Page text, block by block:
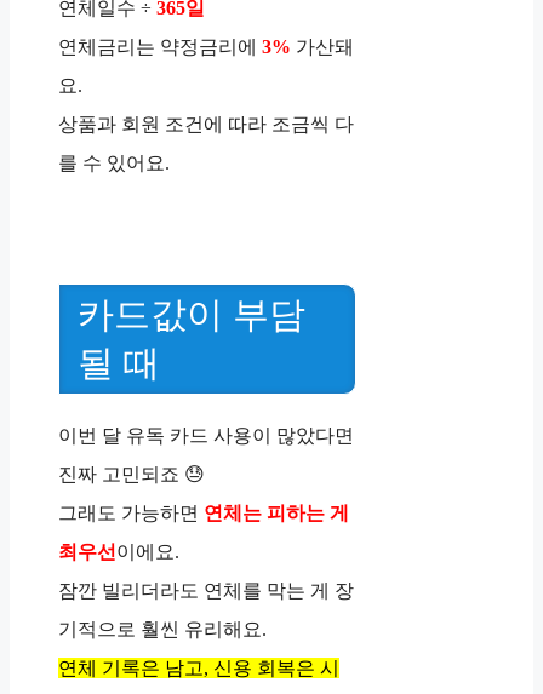
연체일수 ÷ 365일
연체금리는 약정금리에 3% 가산돼
요.
상품과 회원 조건에 따라 조금씩 다
를 수 있어요.
카드값이 부담
될 때
이번 달 유독 카드 사용이 많았다면
진짜 고민되죠 😓
그래도 가능하면 연체는 피하는 게
최우선 이에요.
잠깐 빌리더라도 연체를 막는 게 장
기적으로 훨씬 유리해요.
연체 기록은 남고, 신용 회복은 시